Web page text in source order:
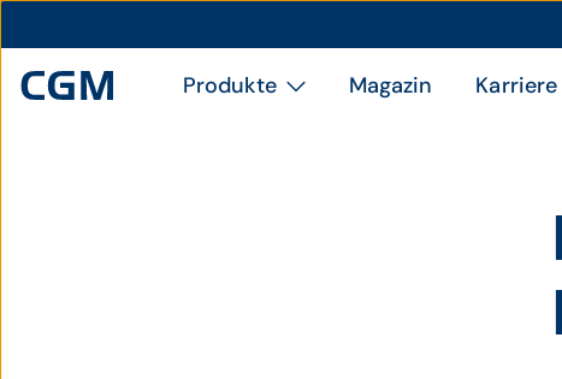
Produkte Magazin Karriere